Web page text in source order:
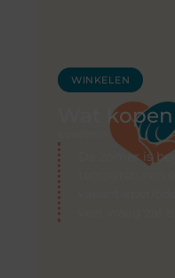
WINKELEN
Wat
De zomer is